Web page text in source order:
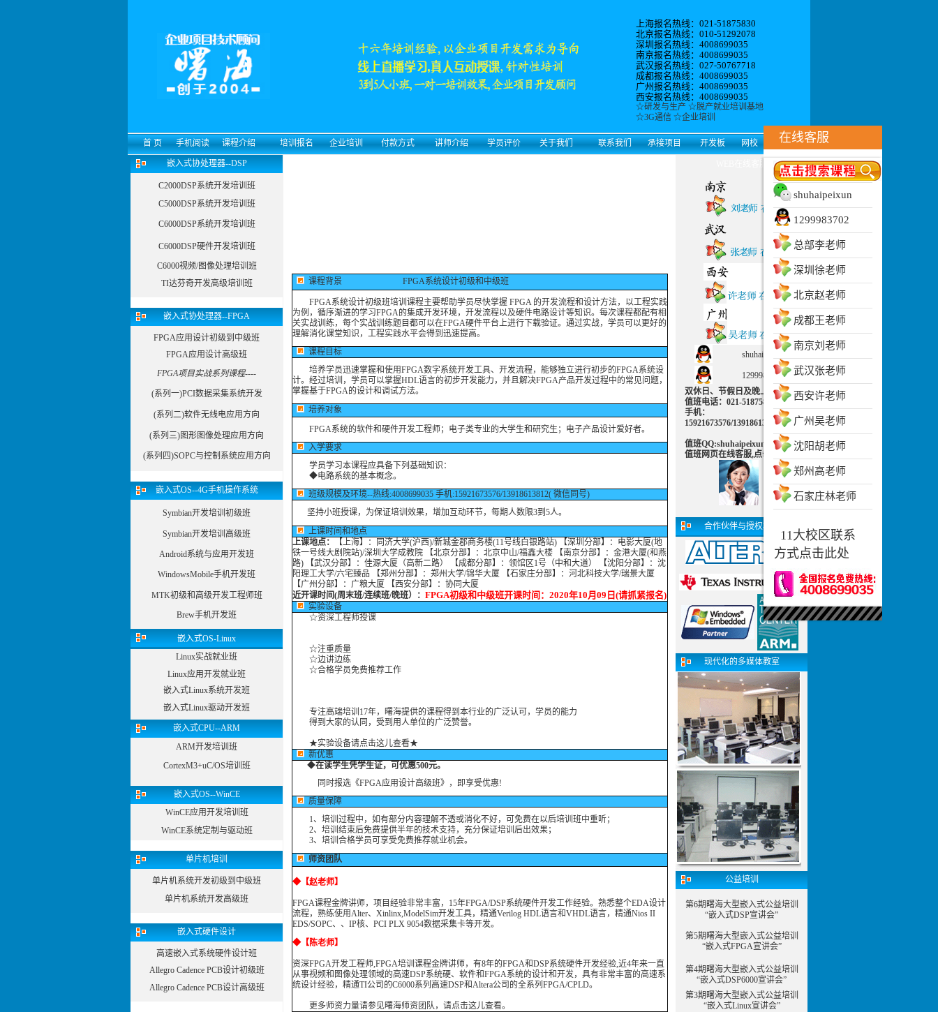
上海报名热线：021-51875830
北京报名热线：010-51292078
深圳报名热线：4008699035
南京报名热线：4008699035
武汉报名热线：027-50767718
成都报名热线：4008699035
广州报名热线：4008699035
西安报名热线：4008699035
☆研发与生产 ☆脱产就业培训基地
☆3G通信 ☆企业培训
首 页 手机阅读 课程介绍 培训报名 企业培训 付款方式 讲师介绍 学员评价 关于我们 联系我们 承接项目 开发板 网校
嵌入式协处理器--DSP
C2000DSP系统开发培训班
C5000DSP系统开发培训班
C6000DSP系统开发培训班
C6000DSP硬件开发培训班
C6000视频/图像处理培训班
TI达芬奇开发高级培训班
嵌入式协处理器--FPGA
FPGA应用设计初级到中级班
FPGA应用设计高级班
FPGA项目实战系列课程----
(系列一)PCI数据采集系统开发
(系列二)软件无线电应用方向
(系列三)图形图像处理应用方向
(系列四)SOPC与控制系统应用方向
嵌入式OS--4G手机操作系统
Symbian开发培训初级班
Symbian开发培训高级班
Android系统与应用开发班
WindowsMobile手机开发班
MTK初级和高级开发工程师班
Brew手机开发班
嵌入式OS-Linux
Linux实战就业班
Linux应用开发就业班
嵌入式Linux系统开发班
嵌入式Linux驱动开发班
嵌入式CPU--ARM
ARM开发培训班
CortexM3+uC/OS培训班
嵌入式OS--WinCE
WinCE应用开发培训班
WinCE系统定制与驱动班
单片机培训
单片机系统开发初级到中级班
单片机系统开发高级班
嵌入式硬件设计
高速嵌入式系统硬件设计班
Allegro Cadence PCB设计初级班
Allegro Cadence PCB设计高级班
shuhaipeixun
1299983702
双休日、节假日及晚上可致电
值班电话：021-51875830 值班
手机：
15921673576/13918613812
值班QQ:shuhaipeixun
值班网页在线客服,点击交谈：
合作伙伴与授权机构
现代化的多媒体教室
公益培训
第6期曙海大型嵌入式公益培训
“嵌入式DSP宣讲会”
第5期曙海大型嵌入式公益培训
“嵌入式FPGA宣讲会”
第4期曙海大型嵌入式公益培训
“嵌入式DSP6000宣讲会”
第3期曙海大型嵌入式公益培训
“嵌入式Linux宣讲会”
课程背景 FPGA系统设计初级和中级班
FPGA系统设计初级班培训课程主要帮助学员尽快掌握 FPGA 的开发流程和设计方法，以工程实践
为例，循序渐进的学习FPGA的集成开发环境，开发流程以及硬件电路设计等知识。每次课程都配有相
关实战训练，每个实战训练题目都可以在FPGA硬件平台上进行下载验证。通过实战，学员可以更好的
理解消化课堂知识，工程实践水平会得到迅速提高。
课程目标
培养学员迅速掌握和使用FPGA数字系统开发工具、开发流程，能够独立进行初步的FPGA系统设
计。经过培训，学员可以掌握HDL语言的初步开发能力，并且解决FPGA产品开发过程中的常见问题，
掌握基于FPGA的设计和调试方法。
培养对象
FPGA系统的软件和硬件开发工程师；电子类专业的大学生和研究生；电子产品设计爱好者。
入学要求
学员学习本课程应具备下列基础知识：
◆电路系统的基本概念。
班级规模及环境--热线:4008699035 手机:15921673576/13918613812( 微信同号)
坚持小班授课，为保证培训效果，增加互动环节，每期人数限3到5人。
上课时间和地点
上课地点：
【上海】：同济大学(沪西)/新城金郡商务楼(11号线白银路站) 【深圳分部】：电影大厦(地
铁一号线大剧院站)/深圳大学成教院 【北京分部】：北京中山/福鑫大楼 【南京分部】：金港大厦(和燕
路) 【武汉分部】：佳源大厦（高新二路） 【成都分部】：领馆区1号（中和大道） 【沈阳分部】：沈
阳理工大学/六宅臻品 【郑州分部】：郑州大学/锦华大厦 【石家庄分部】：河北科技大学/瑞景大厦
【广州分部】：广粮大厦 【西安分部】：协同大厦
近开课时间(周末班/连续班/晚班）
： FPGA初级和中级班开课时间：2020年10月09日(请抓紧报名)
实验设备
☆资深工程师授课
☆注重质量
☆边讲边练
☆合格学员免费推荐工作
专注高端培训17年，曙海提供的课程得到本行业的广泛认可，学员的能力
得到大家的认同，受到用人单位的广泛赞誉。
★实验设备请点击这儿查看★
新优惠
◆在读学生凭学生证，可优惠500元。
同时报选《FPGA应用设计高级班》 ，即享受优惠!
质量保障
1、培训过程中，如有部分内容理解不透或消化不好，可免费在以后培训班中重听；
2、培训结束后免费提供半年的技术支持，充分保证培训后出效果；
3、培训合格学员可享受免费推荐就业机会。
师资团队
◆【赵老师】
FPGA课程金牌讲师，项目经验非常丰富，15年FPGA/DSP系统硬件开发工作经验。熟悉整个EDA设计
流程，熟练使用Alter、Xinlinx,ModelSim开发工具，精通Verilog HDL语言和VHDL语言，精通Nios II
EDS/SOPC、、IP核、PCI PLX 9054数据采集卡等开发。
◆【陈老师】
资深FPGA开发工程师,FPGA培训课程金牌讲师，有8年的FPGA和DSP系统硬件开发经验,近4年来一直
从事视频和图像处理领域的高速DSP系统硬、软件和FPGA系统的设计和开发，具有非常丰富的高速系
统设计经验，精通TI公司的C6000系列高速DSP和Altera公司的全系列FPGA/CPLD。
更多师资力量请参见曙海师资团队，请点击这儿查看。
在线客服
shuhaipeixun
1299983702
总部李老师
深圳徐老师
北京赵老师
成都王老师
南京刘老师
武汉张老师
西安许老师
广州吴老师
沈阳胡老师
郑州高老师
石家庄林老师
11大校区联系
方式点击此处